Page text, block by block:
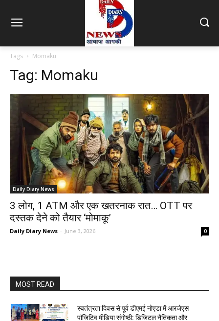
Tags Momaku
Tag: Momaku
Daily Diary News
3 लोग, 1 ATM और एक खतरनाक रात… OTT पर
दस्तक देने को तैयार ‘मोमाकू’
Daily Diary News - June 3, 2026 0
MOST READ
स्वतंत्रता दिवस से पूर्व डीएमई नोएडा में आरजेएस
पाॅजिटिव मीडिया संगोष्ठी: डिजिटल नैतिकता और